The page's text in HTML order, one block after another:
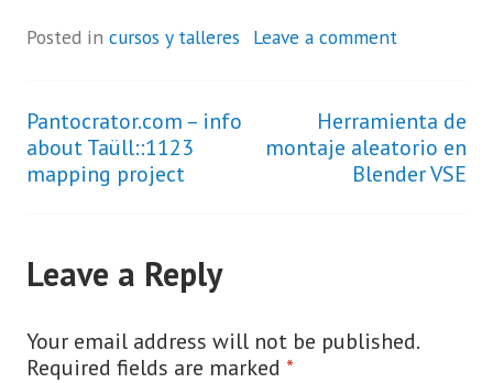
Posted in cursos y talleres Leave a comment
Post
Pantocrator.com – info
about Taüll::1123
mapping project
Herramienta de
montaje aleatorio en
Blender VSE
Leave a Reply
Your email address will not be published.
Required fields are marked *